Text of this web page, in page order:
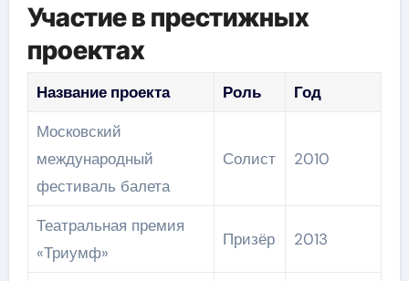
Участие в престижных
проектах
Название проекта Роль
Год
Московский
международный
фестиваль балета
Солист 2010
Театральная премия
«Триумф»
Призёр 2013